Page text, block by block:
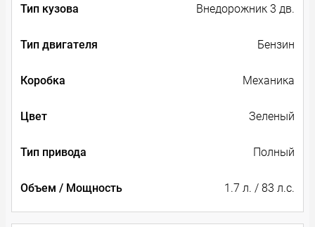
Тип кузова Внедорожник 3 дв.
Тип двигателя Бензин
Коробка Механика
Цвет Зеленый
Тип привода Полный
Объем / Мощность 1.7 л. / 83 л.с.